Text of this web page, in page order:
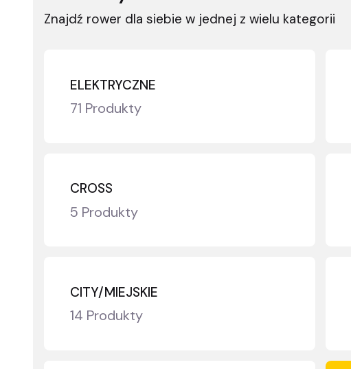
Znajdź rower dla siebie w jednej z wielu kategorii
ELEKTRYCZNE
71 Produkty
CROSS
5 Produkty
CITY/MIEJSKIE
14 Produkty